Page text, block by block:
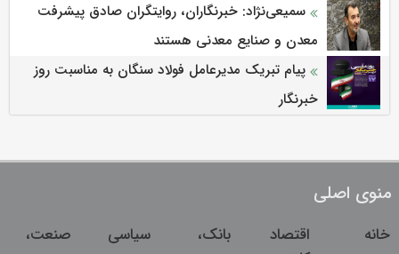
سمیعی‌نژاد: خبرنگاران، روایتگران صادق پیشرفت
معدن و صنایع معدنی هستند
پیام تبریک مدیرعامل فولاد سنگان به مناسبت روز
خبرنگار
منوی اصلی
خانه
اقتصاد
بانک،
سیاسی
صنعت،